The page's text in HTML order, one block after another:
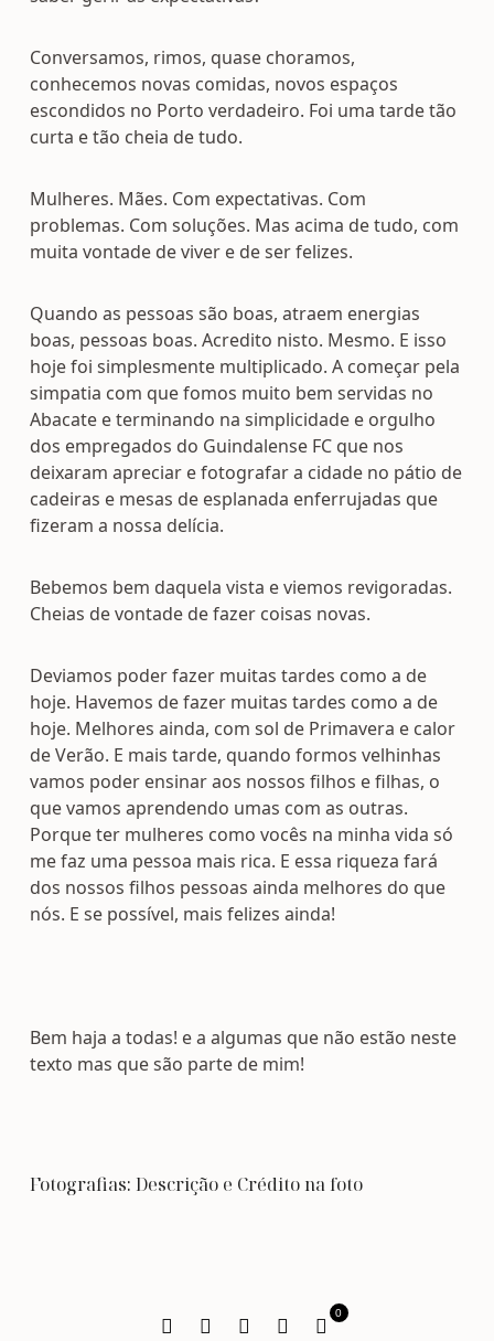
Conversamos, rimos, quase choramos,
conhecemos novas comidas, novos espaços
escondidos no Porto verdadeiro. Foi uma tarde tão
curta e tão cheia de tudo.
Mulheres. Mães. Com expectativas. Com
problemas. Com soluções. Mas acima de tudo, com
muita vontade de viver e de ser felizes.
Quando as pessoas são boas, atraem energias
boas, pessoas boas. Acredito nisto. Mesmo. E isso
hoje foi simplesmente multiplicado. A começar pela
simpatia com que fomos muito bem servidas no
Abacate e terminando na simplicidade e orgulho
dos empregados do Guindalense FC que nos
deixaram apreciar e fotografar a cidade no pátio de
cadeiras e mesas de esplanada enferrujadas que
fizeram a nossa delícia.
Bebemos bem daquela vista e viemos revigoradas.
Cheias de vontade de fazer coisas novas.
Deviamos poder fazer muitas tardes como a de
hoje. Havemos de fazer muitas tardes como a de
hoje. Melhores ainda, com sol de Primavera e calor
de Verão. E mais tarde, quando formos velhinhas
vamos poder ensinar aos nossos filhos e filhas, o
que vamos aprendendo umas com as outras.
Porque ter mulheres como vocês na minha vida só
me faz uma pessoa mais rica. E essa riqueza fará
dos nossos filhos pessoas ainda melhores do que
nós. E se possível, mais felizes ainda!
Bem haja a todas! e a algumas que não estão neste
texto mas que são parte de mim!
Fotografias: Descrição e Crédito na foto
0